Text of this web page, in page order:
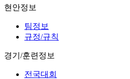
현안정보
팀정보
규정/규칙
경기/훈련정보
전국대회